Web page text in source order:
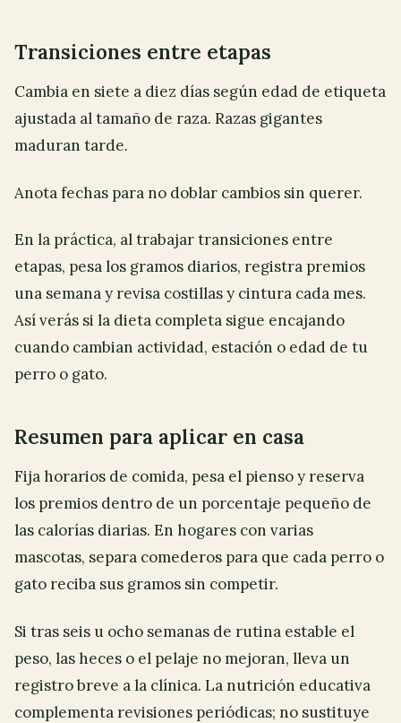
Transiciones entre etapas
Cambia en siete a diez días según edad de etiqueta
ajustada al tamaño de raza. Razas gigantes
maduran tarde.
Anota fechas para no doblar cambios sin querer.
En la práctica, al trabajar transiciones entre
etapas, pesa los gramos diarios, registra premios
una semana y revisa costillas y cintura cada mes.
Así verás si la dieta completa sigue encajando
cuando cambian actividad, estación o edad de tu
perro o gato.
Resumen para aplicar en casa
Fija horarios de comida, pesa el pienso y reserva
los premios dentro de un porcentaje pequeño de
las calorías diarias. En hogares con varias
mascotas, separa comederos para que cada perro o
gato reciba sus gramos sin competir.
Si tras seis u ocho semanas de rutina estable el
peso, las heces o el pelaje no mejoran, lleva un
registro breve a la clínica. La nutrición educativa
complementa revisiones periódicas; no sustituye